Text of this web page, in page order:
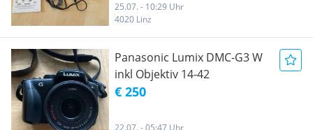
25.07. - 10:29 Uhr
4020 Linz
Panasonic Lumix DMC-G3 W
inkl Objektiv 14-42
€ 250
22.07. - 05:47 Uhr